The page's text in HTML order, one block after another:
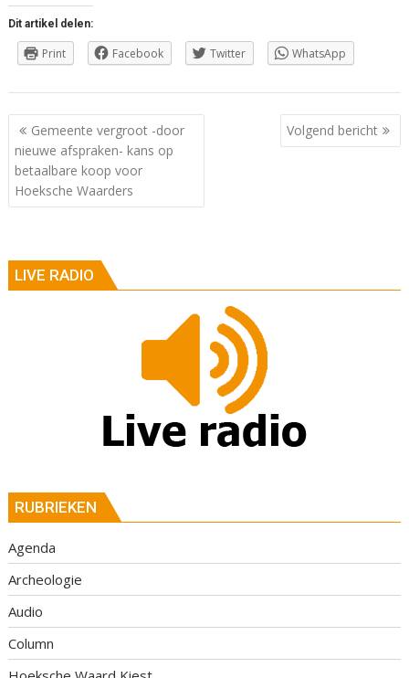
Dit artikel delen:
Print Facebook Twitter WhatsApp
Berichtnavigatie
Gemeente vergroot -door
nieuwe afspraken- kans op
betaalbare koop voor
Hoeksche Waarders
Volgend bericht
LIVE RADIO
RUBRIEKEN
Agenda
Archeologie
Audio
Column